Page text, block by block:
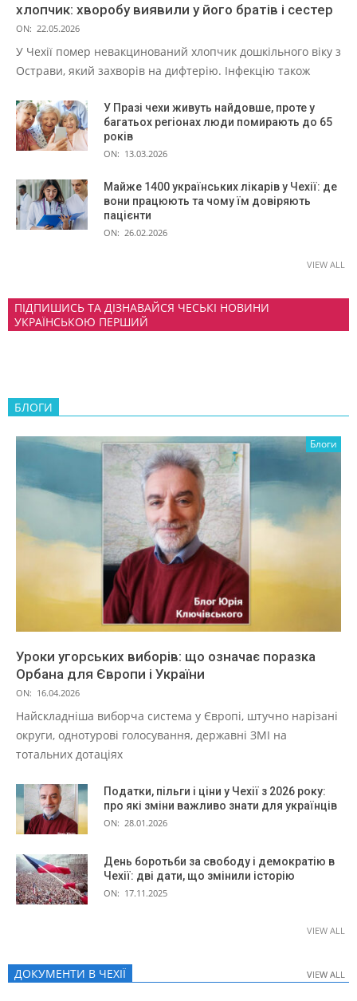
хлопчик: хворобу виявили у його братів і сестер
ON: 22.05.2026
У Чехії помер невакцинований хлопчик дошкільного віку з
Острави, який захворів на дифтерію. Інфекцію також
У Празі чехи живуть найдовше, проте у
багатьох регіонах люди помирають до 65
років
ON: 13.03.2026
Майже 1400 українських лікарів у Чехії: де
вони працюють та чому їм довіряють
пацієнти
ON: 26.02.2026
VIEW ALL
ПІДПИШИСЬ ТА ДІЗНАВАЙСЯ ЧЕСЬКІ НОВИНИ
УКРАЇНСЬКОЮ ПЕРШИЙ
БЛОГИ
Блоги
Уроки угорських виборів: що означає поразка
Орбана для Європи і України
ON: 16.04.2026
Найскладніша виборча система у Європі, штучно нарізані
округи, однотурові голосування, державні ЗМІ на
тотальних дотаціях
Податки, пільги і ціни у Чехії з 2026 року:
про які зміни важливо знати для українців
ON: 28.01.2026
День боротьби за свободу і демократію в
Чехії: дві дати, що змінили історію
ON: 17.11.2025
VIEW ALL
ДОКУМЕНТИ В ЧЕХІЇ VIEW ALL
VIEW ALL